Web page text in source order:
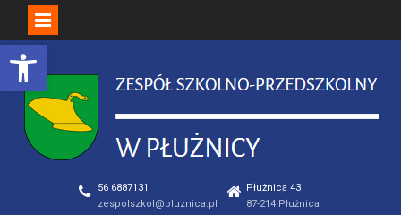
Open toolbar
Skip
to
content
56 6887131
zespolszkol@pluznica.pl
Płużnica 43
87-214 Płużnica